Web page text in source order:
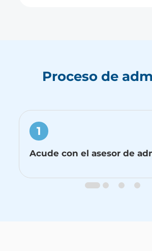
Proceso de
1
Acude con el asesor de